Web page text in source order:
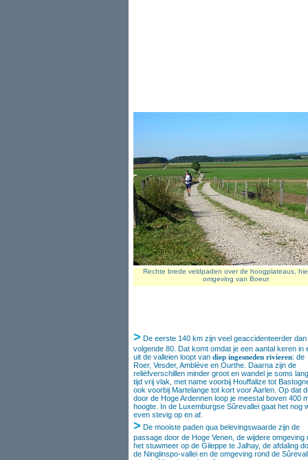
Rechte brede veldpaden over de hoogplateaus,
omgeving van Boeur
> De eerste 140 km zijn veel geaccidenteerder dan
volgende 80. Dat komt omdat je een aantal keren in
uit de valleien loopt van diep ingesneden rivieren: de
Roer, Vesder, Amblève en Ourthe. Daarna zijn de
reliëfverschillen minder groot en wandel je soms
tijd vrij vlak, met name voorbij Houffalize tot
ook voorbij Martelange tot kort voor Aarlen. Op dat
door de Hoge Ardennen loop je meestal boven 400
hoogte. In de Luxemburgse Sûrevallei gaat het nog
even stevig op en af.
> De mooiste paden qua belevingswaarde zijn de
passage door de Hoge Venen, de wijdere omgeving
het stuwmeer op de Gileppe te Jalhay, de afdaling
de Ninglinspo-vallei en de omgeving rond de